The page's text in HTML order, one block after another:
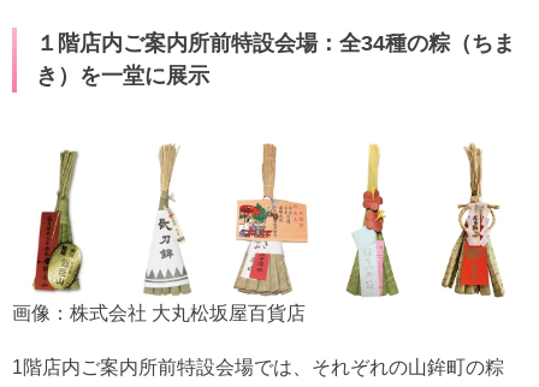
１階店内ご案内所前特設会場：全34種の粽（ちま
き）を一堂に展示
画像：株式会社 大丸松坂屋百貨店
1階店内ご案内所前特設会場では、それぞれの山鉾町の粽